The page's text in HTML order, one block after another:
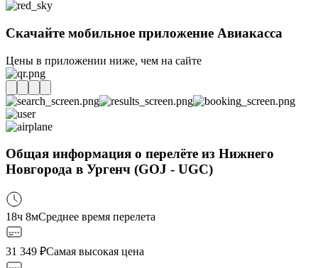
Скачайте мобильное приложение Авиакасса
Цены в приложении ниже, чем на сайте
Общая информация о перелёте из Нижнего
Новгорода в Ургенч (GOJ - UGC)
18ч 8мСреднее время перелета
31 349 ₽Самая высокая цена